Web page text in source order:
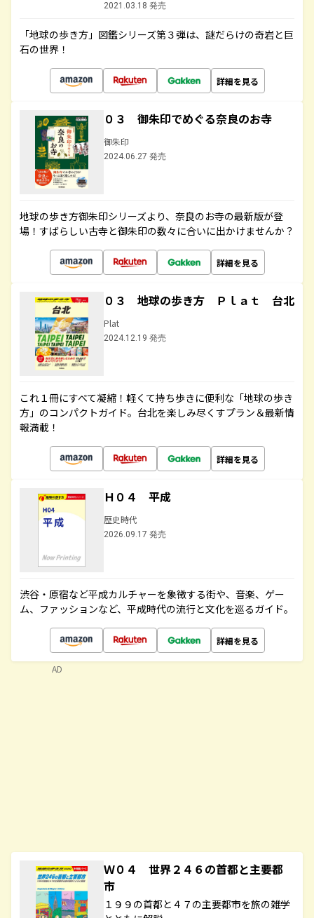
2021.03.18 発売
「地球の歩き方」図鑑シリーズ第３弾は、謎だらけの奇岩と巨
石の世界！
詳細を見る
０３ 御朱印でめぐる奈良のお寺
御朱印
2024.06.27 発売
地球の歩き方御朱印シリーズより、奈良のお寺の最新版が登
場！すばらしい古寺と御朱印の数々に合いに出かけませんか？
詳細を見る
０３ 地球の歩き方 Ｐｌａｔ 台北
Plat
2024.12.19 発売
これ１冊にすべて凝縮！軽くて持ち歩きに便利な「地球の歩き
方」のコンパクトガイド。台北を楽しみ尽くすプラン＆最新情
報満載！
詳細を見る
Ｈ０４ 平成
歴史時代
2026.09.17 発売
渋谷・原宿など平成カルチャーを象徴する街や、音楽、ゲー
ム、ファッションなど、平成時代の流行と文化を巡るガイド。
詳細を見る
Ｗ０４ 世界２４６の首都と主要都
市
１９９の首都と４７の主要都市を旅の雑学
AD